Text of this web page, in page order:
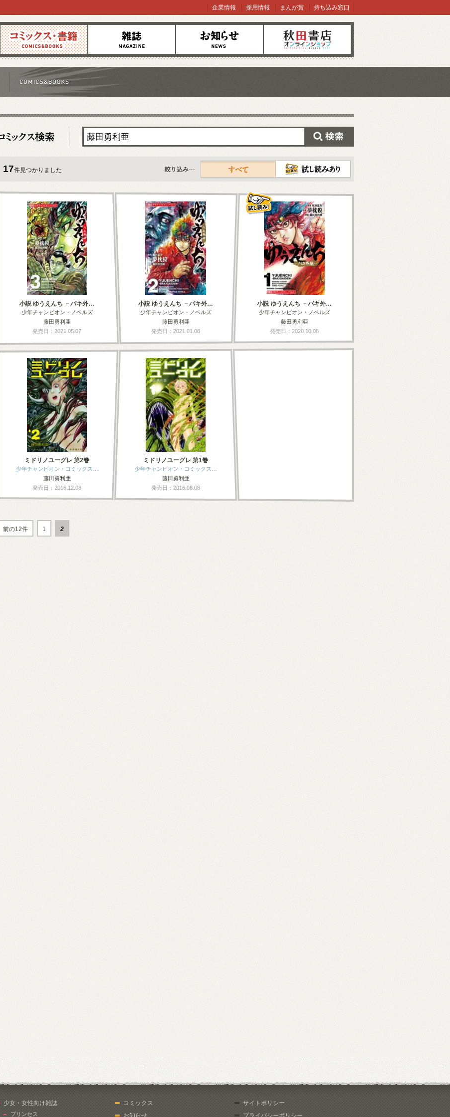
コミックス 雑誌 お知らせ オンラインショップ
企業情報 採用情報 まんが賞 持ち込み窓口
17件見つかりました
すべて
小説 ゆうえんち －バキ外…
少年チャンピオン・ノベルズ
藤田勇利亜
発売日：2021.05.07
小説 ゆうえんち －バキ外…
少年チャンピオン・ノベルズ
藤田勇利亜
発売日：2021.01.08
小説 ゆうえんち －バキ外…
少年チャンピオン・ノベルズ
藤田勇利亜
発売日：2020.10.08
ミドリノユーグレ 第2巻
少年チャンピオン・コミックス…
藤田勇利亜
発売日：2016.12.08
ミドリノユーグレ 第1巻
少年チャンピオン・コミックス…
藤田勇利亜
発売日：2016.08.08
前の12件 1 2
少女・女性向け雑誌
プリンセス
コミックス
お知らせ
サイトポリシー
プライバシーポリシー